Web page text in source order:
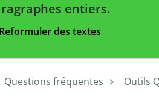
entiers.
Reformuler des textes
Questions fréquentes Outils